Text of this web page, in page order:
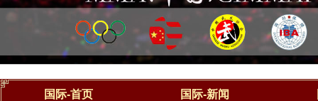
国际-首页 国际-新闻